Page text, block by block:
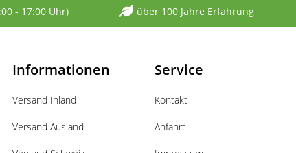
- 17:00 Uhr) über 100 Jahre Erfahrung
Informationen
Versand Inland
Versand Ausland
Service
Kontakt
Anfahrt